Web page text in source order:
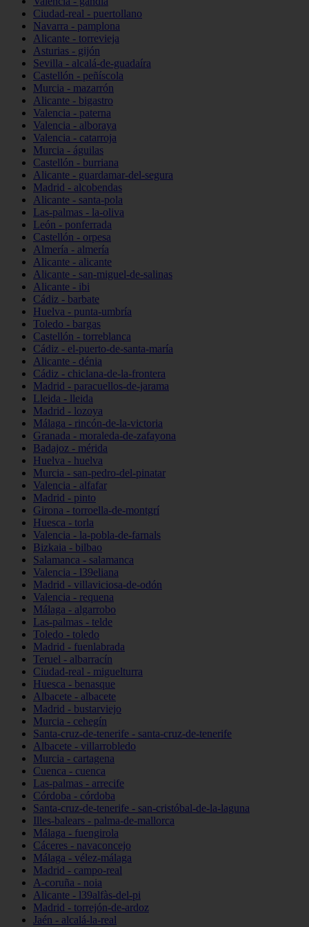
Ciudad-real - puertollano
Navarra - pamplona
Alicante - torrevieja
Asturias - gijón
Sevilla - alcalá-de-guadaíra
Castellón - peñíscola
Murcia - mazarrón
Alicante - bigastro
Valencia - paterna
Valencia - alboraya
Valencia - catarroja
Murcia - águilas
Castellón - burriana
Alicante - guardamar-del-segura
Madrid - alcobendas
Alicante - santa-pola
Las-palmas - la-oliva
León - ponferrada
Castellón - orpesa
Almería - almería
Alicante - alicante
Alicante - san-miguel-de-salinas
Alicante - ibi
Cádiz - barbate
Huelva - punta-umbría
Toledo - bargas
Castellón - torreblanca
Cádiz - el-puerto-de-santa-maría
Alicante - dénia
Cádiz - chiclana-de-la-frontera
Madrid - paracuellos-de-jarama
Lleida - lleida
Madrid - lozoya
Málaga - rincón-de-la-victoria
Granada - moraleda-de-zafayona
Badajoz - mérida
Huelva - huelva
Murcia - san-pedro-del-pinatar
Valencia - alfafar
Madrid - pinto
Girona - torroella-de-montgrí
Huesca - torla
Valencia - la-pobla-de-farnals
Bizkaia - bilbao
Salamanca - salamanca
Valencia - l39eliana
Madrid - villaviciosa-de-odón
Valencia - requena
Málaga - algarrobo
Las-palmas - telde
Toledo - toledo
Madrid - fuenlabrada
Teruel - albarracín
Ciudad-real - miguelturra
Huesca - benasque
Albacete - albacete
Madrid - bustarviejo
Murcia - cehegín
Santa-cruz-de-tenerife - santa-cruz-de-tenerife
Albacete - villarrobledo
Murcia - cartagena
Cuenca - cuenca
Las-palmas - arrecife
Córdoba - córdoba
Santa-cruz-de-tenerife - san-cristóbal-de-la-laguna
Illes-balears - palma-de-mallorca
Málaga - fuengirola
Cáceres - navaconcejo
Málaga - vélez-málaga
Madrid - campo-real
A-coruña - noia
Alicante - l39alfàs-del-pi
Madrid - torrejón-de-ardoz
Jaén - alcalá-la-real